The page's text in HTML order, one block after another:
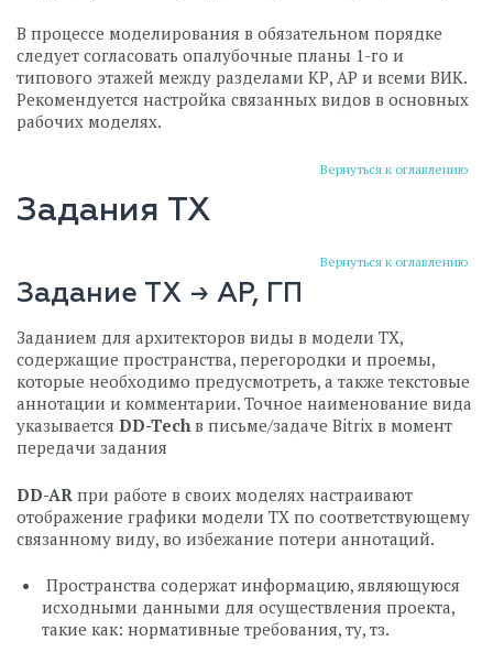
В процессе моделирования в обязательном порядке
следует согласовать опалубочные планы 1-го и
типового этажей между разделами КР, АР и всеми ВИК.
Рекомендуется настройка связанных видов в основных
рабочих моделях.
Вернуться к оглавлению
Задания ТХ
Вернуться к оглавлению
Задание ТХ → АР, ГП
Заданием для архитекторов виды в модели ТХ,
содержащие пространства, перегородки и проемы,
которые необходимо предусмотреть, а также текстовые
аннотации и комментарии. Точное наименование вида
указывается DD-Techв письме/задаче Bitrix в момент
передачи задания
DD-AR при работе в своих моделях настраивают
отображение графики модели ТХ по соответствующему
связанному виду, во избежание потери аннотаций.
Пространства содержат информацию, являющуюся
исходными данными для осуществления проекта,
такие как: нормативные требования, ту, тз.